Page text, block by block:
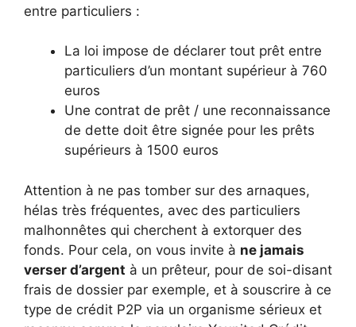
entre particuliers :
La loi impose de déclarer tout prêt entre
particuliers d’un montant supérieur à 760
euros
Une contrat de prêt / une reconnaissance
de dette doit être signée pour les prêts
supérieurs à 1500 euros
Attention à ne pas tomber sur des arnaques,
hélas très fréquentes, avec des particuliers
malhonnêtes qui cherchent à extorquer des
fonds. Pour cela, on vous invite à ne jamais
verser d’argent à un prêteur, pour de soi-disant
frais de dossier par exemple, et à souscrire à ce
type de crédit P2P via un organisme sérieux et